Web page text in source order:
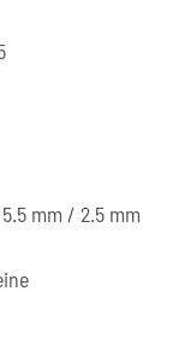
mm / 2.5 mm